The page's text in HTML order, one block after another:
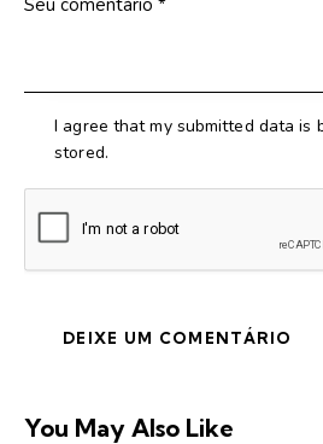
I agree that my submitted data is
stored.
You May Also Like